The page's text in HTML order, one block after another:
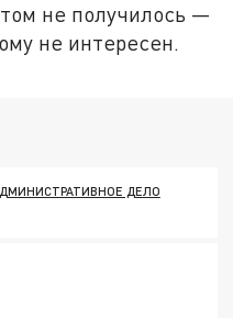
не получилось —
не интересен.
ДЕЛО